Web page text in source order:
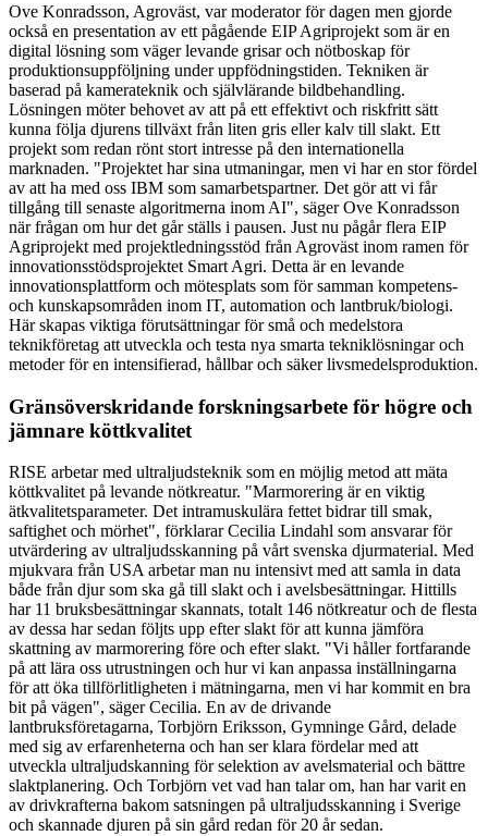
Ove Konradsson, Agroväst, var moderator för dagen men gjorde
också en presentation av ett pågående EIP Agriprojekt som är en
digital lösning som väger levande grisar och nötboskap för
produktionsuppföljning under uppfödningstiden. Tekniken är
baserad på kamerateknik och självlärande bildbehandling.
Lösningen möter behovet av att på ett effektivt och riskfritt sätt
kunna följa djurens tillväxt från liten gris eller kalv till slakt. Ett
projekt som redan rönt stort intresse på den internationella
marknaden. "Projektet har sina utmaningar, men vi har en stor fördel
av att ha med oss IBM som samarbetspartner. Det gör att vi får
tillgång till senaste algoritmerna inom AI", säger Ove Konradsson
när frågan om hur det går ställs i pausen. Just nu pågår flera EIP
Agriprojekt med projektledningsstöd från Agroväst inom ramen för
innovationsstödsprojektet Smart Agri. Detta är en levande
innovationsplattform och mötesplats som för samman kompetens-
och kunskapsområden inom IT, automation och lantbruk/biologi.
Här skapas viktiga förutsättningar för små och medelstora
teknikföretag att utveckla och testa nya smarta tekniklösningar och
metoder för en intensifierad, hållbar och säker livsmedelsproduktion.
Gränsöverskridande forskningsarbete för högre och
jämnare köttkvalitet
RISE arbetar med ultraljudsteknik som en möjlig metod att mäta
köttkvalitet på levande nötkreatur. "Marmorering är en viktig
ätkvalitetsparameter. Det intramuskulära fettet bidrar till smak,
saftighet och mörhet", förklarar Cecilia Lindahl som ansvarar för
utvärdering av ultraljudsskanning på vårt svenska djurmaterial. Med
mjukvara från USA arbetar man nu intensivt med att samla in data
både från djur som ska gå till slakt och i avelsbesättningar. Hittills
har 11 bruksbesättningar skannats, totalt 146 nötkreatur och de flesta
av dessa har sedan följts upp efter slakt för att kunna jämföra
skattning av marmorering före och efter slakt. "Vi håller fortfarande
på att lära oss utrustningen och hur vi kan anpassa inställningarna
för att öka tillförlitligheten i mätningarna, men vi har kommit en bra
bit på vägen", säger Cecilia. En av de drivande
lantbruksföretagarna, Torbjörn Eriksson, Gymninge Gård, delade
med sig av erfarenheterna och han ser klara fördelar med att
utveckla ultraljudskanning för selektion av avelsmaterial och bättre
slaktplanering. Och Torbjörn vet vad han talar om, han har varit en
av drivkrafterna bakom satsningen på ultraljudsskanning i Sverige
och skannade djuren på sin gård redan för 20 år sedan.